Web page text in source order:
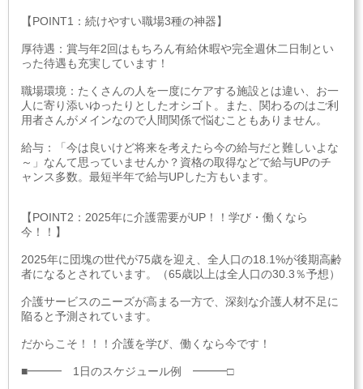
【POINT1：続けやすい職場3種の神器】
厚待遇：賞与年2回はもちろん有給休暇や完全週休二日制とい
った待遇も充実しています！
職場環境：たくさんの人を一度にケアする施設とは違い、お一
人に寄り添いゆったりとしたオシゴト。また、関わるのはご利
用者さんがメインなので人間関係で悩むこともありません。
給与：「今は良いけど将来を考えたら今の給与だと難しいよな
～」なんて思っていませんか？資格の取得などで給与UPのチ
ャンス多数。最短半年で給与UPした方もいます。
【POINT2：2025年に介護需要がUP！！学び・働くなら
今！！】
2025年に団塊の世代が75歳を迎え、全人口の18.1%が後期高齢
者になるとされています。（65歳以上は全人口の30.3％予想）
介護サービスのニーズが高まる一方で、深刻な介護人材不足に
陥ると予測されています。
だからこそ！！！介護を学び、働くなら今です！
■━━━ 1日のスケジュール例 ━━━□